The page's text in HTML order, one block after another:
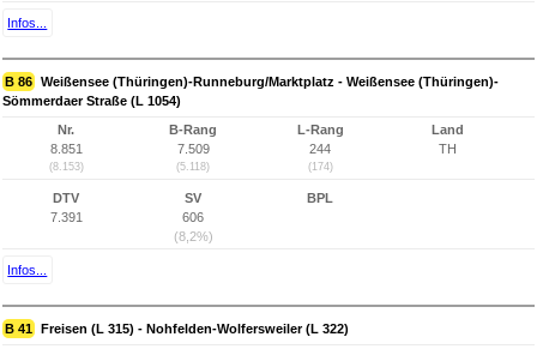
Infos...
B 86 Weißensee (Thüringen)-Runneburg/Marktplatz - Weißensee (Thüringen)-
Sömmerdaer Straße (L 1054)
Nr.
8.851
(8.153)
B-Rang
7.509
(5.118)
L-Rang
244
(174)
Land
TH
DTV
7.391
SV
606
(8,2%)
BPL
Infos...
B 41 Freisen (L 315) - Nohfelden-Wolfersweiler (L 322)